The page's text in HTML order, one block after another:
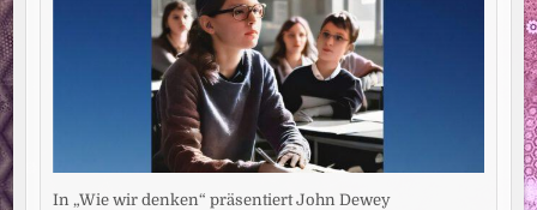
In „Wie wir denken“ präsentiert John Dewey